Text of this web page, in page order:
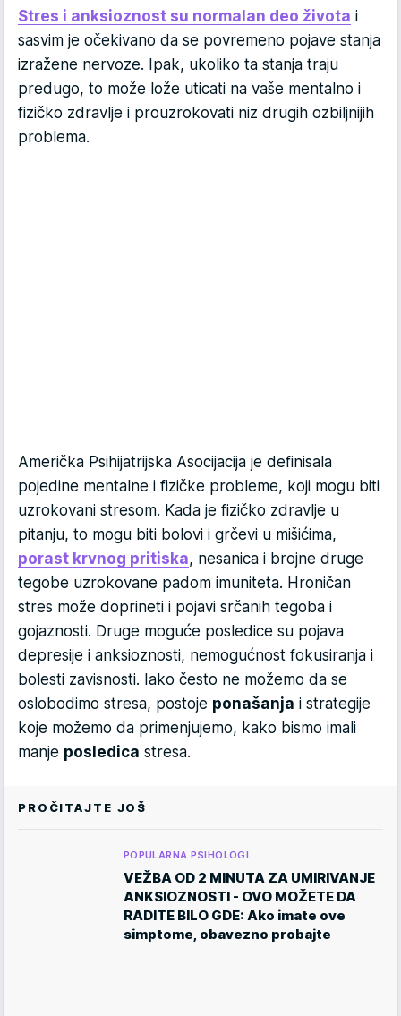
Stres i anksioznost su normalan deo života i
sasvim je očekivano da se povremeno pojave stanja
izražene nervoze. Ipak, ukoliko ta stanja traju
predugo, to može lože uticati na vaše mentalno i
fizičko zdravlje i prouzrokovati niz drugih ozbiljnijih
problema.
Američka Psihijatrijska Asocijacija je definisala
pojedine mentalne i fizičke probleme, koji mogu biti
uzrokovani stresom. Kada je fizičko zdravlje u
pitanju, to mogu biti bolovi i grčevi u mišićima,
porast krvnog pritiska, nesanica i brojne druge
tegobe uzrokovane padom imuniteta. Hroničan
stres može doprineti i pojavi srčanih tegoba i
gojaznosti. Druge moguće posledice su pojava
depresije i anksioznosti, nemogućnost fokusiranja i
bolesti zavisnosti. Iako često ne možemo da se
oslobodimo stresa, postoje ponašanja i strategije
koje možemo da primenjujemo, kako bismo imali
manje posledica stresa.
PROČITAJTE JOŠ
POPULARNA PSIHOLOGI…
VEŽBA OD 2 MINUTA ZA UMIRIVANJE
ANKSIOZNOSTI - OVO MOŽETE DA
RADITE BILO GDE: Ako imate ove
simptome, obavezno probajte